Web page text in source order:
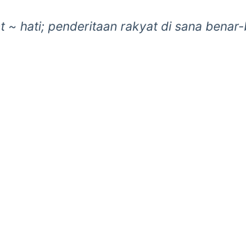
~ hati; penderitaan rakyat di sana